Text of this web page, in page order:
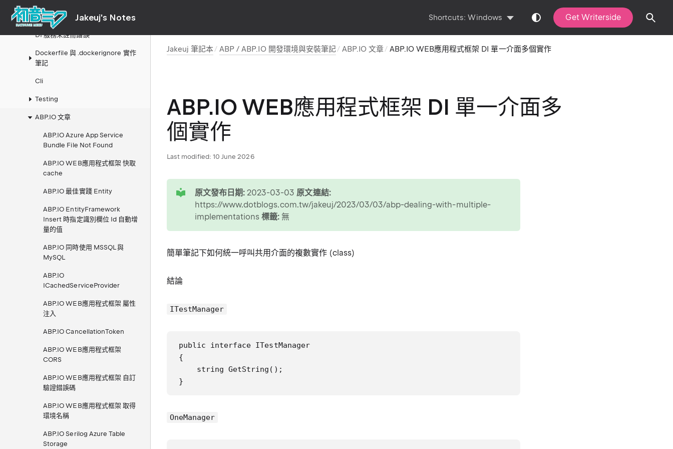
Jakeuj's Notes Shortcuts:Windows Get Writerside
Upgrade from 5.0.1
DI 服務未註冊錯誤
Dockerfile 與 .dockerignore 實作
筆記
Cli
Testing
ABP.IO 文章
ABP.IO Azure App Service
Bundle File Not Found
ABP.IO WEB應用程式框架 快取
cache
ABP.IO 最佳實踐 Entity
ABP.IO EntityFramework
Insert 時指定識別欄位 Id 自動增
量的值
ABP.IO 同時使用 MSSQL 與
MySQL
ABP.IO
ICachedServiceProvider
ABP.IO WEB應用程式框架 屬性
注入
ABP.IO CancellationToken
ABP.IO WEB應用程式框架
CORS
ABP.IO WEB應用程式框架 自訂
驗證錯誤碼
ABP.IO WEB應用程式框架 取得
環境名稱
ABP.IO Serilog Azure Table
Storage
Jakeuj 筆記本 ABP / ABP.IO 開發環境與安裝筆記 ABP.IO 文章 ABP.IO WEB應用程式框架 DI 單一介面多個實作
ABP.IO WEB應用程式框架 DI 單一介面多
個實作
Last modified: 10 June 2026
原文發布日期: 2023-03-03 原文連結:
https://www.dotblogs.com.tw/jakeuj/2023/03/03/abp-dealing-with-multiple-
implementations標籤: 無
簡單筆記下如何統一呼叫共用介面的複數實作 (class)
結論
ITestManager
public interface ITestManager
{
    string GetString();
}
OneManager